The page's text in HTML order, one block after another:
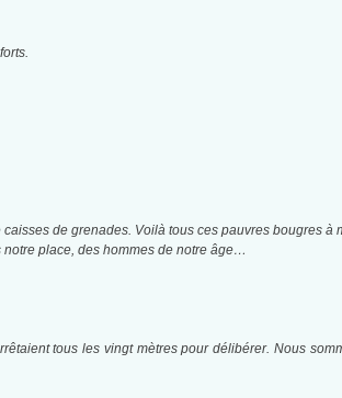
de grenades. Voilà tous ces pauvres bougres à
notre place, des hommes de notre âge…
tous les vingt mètres pour délibérer. Nous